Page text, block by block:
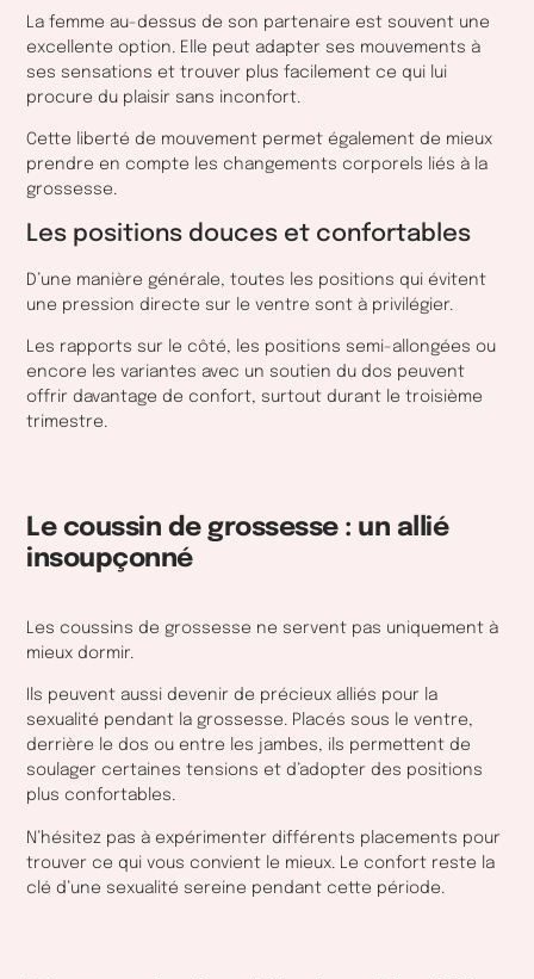
La femme au-dessus de son partenaire est souvent une
excellente option. Elle peut adapter ses mouvements à
ses sensations et trouver plus facilement ce qui lui
procure du plaisir sans inconfort.
Cette liberté de mouvement permet également de mieux
prendre en compte les changements corporels liés à la
grossesse.
Les positions douces et confortables
D’une manière générale, toutes les positions qui évitent
une pression directe sur le ventre sont à privilégier.
Les rapports sur le côté, les positions semi-allongées ou
encore les variantes avec un soutien du dos peuvent
offrir davantage de confort, surtout durant le troisième
trimestre.
Le coussin de grossesse : un allié
insoupçonné
Les coussins de grossesse ne servent pas uniquement à
mieux dormir.
Ils peuvent aussi devenir de précieux alliés pour la
sexualité pendant la grossesse. Placés sous le ventre,
derrière le dos ou entre les jambes, ils permettent de
soulager certaines tensions et d’adopter des positions
plus confortables.
N’hésitez pas à expérimenter différents placements pour
trouver ce qui vous convient le mieux. Le confort reste la
clé d’une sexualité sereine pendant cette période.